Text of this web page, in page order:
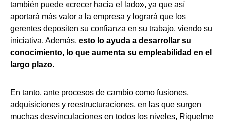
también puede «crecer hacia el lado», ya que así
aportará más valor a la empresa y logrará que los
gerentes depositen su confianza en su trabajo, viendo su
iniciativa. Además, esto lo ayuda a desarrollar su
conocimiento, lo que aumenta su empleabilidad en el
largo plazo.
En tanto, ante procesos de cambio como fusiones,
adquisiciones y reestructuraciones, en las que surgen
muchas desvinculaciones en todos los niveles, Riquelme